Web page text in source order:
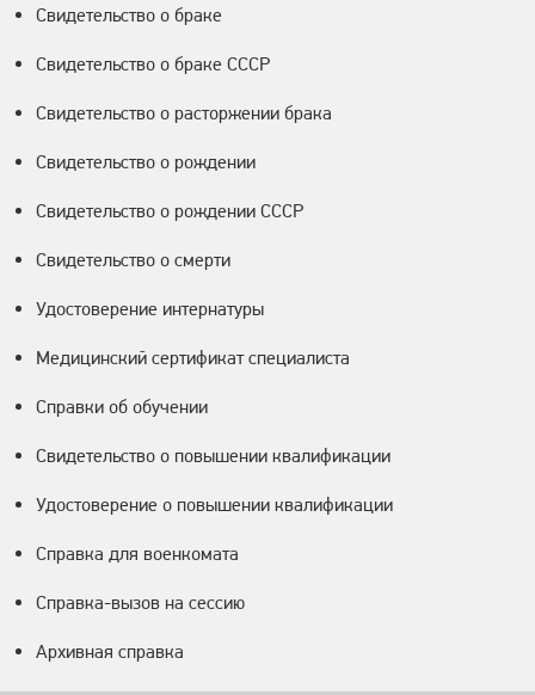
Свидетельство о браке
Свидетельство о браке СССР
Свидетельство о расторжении брака
Свидетельство о рождении
Свидетельство о рождении СССР
Свидетельство о смерти
Удостоверение интернатуры
Медицинский сертификат специалиста
Справки об обучении
Свидетельство о повышении квалификации
Удостоверение о повышении квалификации
Справка для военкомата
Справка-вызов на сессию
Архивная справка